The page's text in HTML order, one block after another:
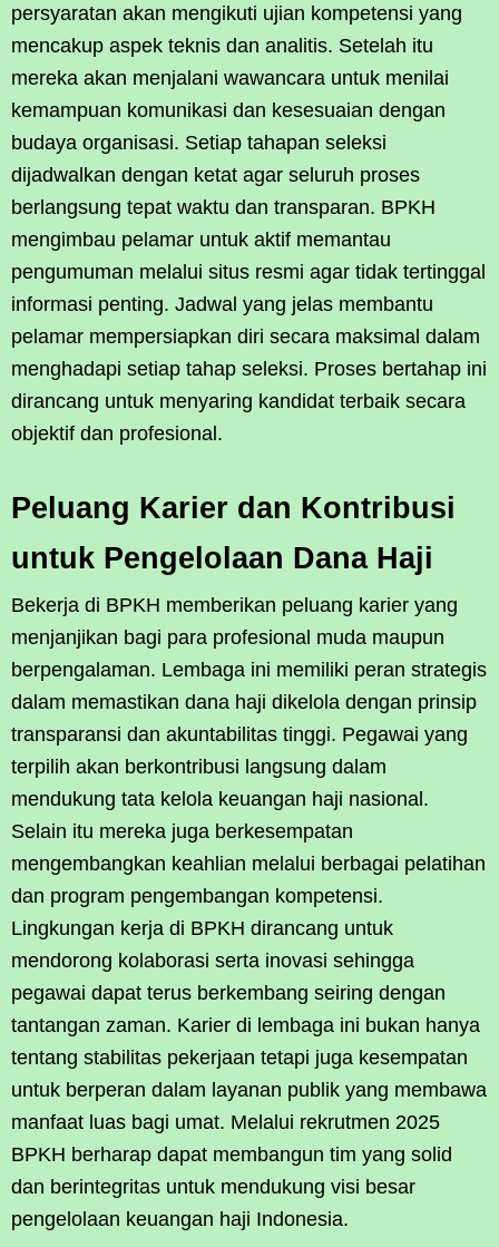
persyaratan akan mengikuti ujian kompetensi yang
mencakup aspek teknis dan analitis. Setelah itu
mereka akan menjalani wawancara untuk menilai
kemampuan komunikasi dan kesesuaian dengan
budaya organisasi. Setiap tahapan seleksi
dijadwalkan dengan ketat agar seluruh proses
berlangsung tepat waktu dan transparan. BPKH
mengimbau pelamar untuk aktif memantau
pengumuman melalui situs resmi agar tidak tertinggal
informasi penting. Jadwal yang jelas membantu
pelamar mempersiapkan diri secara maksimal dalam
menghadapi setiap tahap seleksi. Proses bertahap ini
dirancang untuk menyaring kandidat terbaik secara
objektif dan profesional.
Peluang Karier dan Kontribusi
untuk Pengelolaan Dana Haji
Bekerja di BPKH memberikan peluang karier yang
menjanjikan bagi para profesional muda maupun
berpengalaman. Lembaga ini memiliki peran strategis
dalam memastikan dana haji dikelola dengan prinsip
transparansi dan akuntabilitas tinggi. Pegawai yang
terpilih akan berkontribusi langsung dalam
mendukung tata kelola keuangan haji nasional.
Selain itu mereka juga berkesempatan
mengembangkan keahlian melalui berbagai pelatihan
dan program pengembangan kompetensi.
Lingkungan kerja di BPKH dirancang untuk
mendorong kolaborasi serta inovasi sehingga
pegawai dapat terus berkembang seiring dengan
tantangan zaman. Karier di lembaga ini bukan hanya
tentang stabilitas pekerjaan tetapi juga kesempatan
untuk berperan dalam layanan publik yang membawa
manfaat luas bagi umat. Melalui rekrutmen 2025
BPKH berharap dapat membangun tim yang solid
dan berintegritas untuk mendukung visi besar
pengelolaan keuangan haji Indonesia.